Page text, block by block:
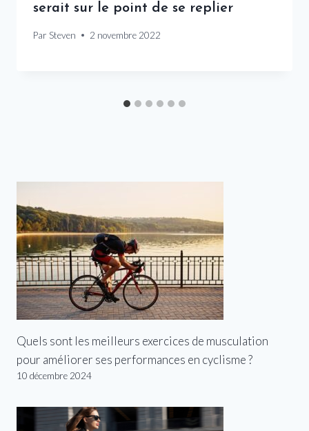
serait sur le point de se replier
Par Steven 2 novembre 2022
Quels sont les meilleurs exercices de musculation
pour améliorer ses performances en cyclisme ?
10 décembre 2024